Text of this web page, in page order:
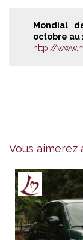
Mondial
octobre au
http://
Vous aimerez